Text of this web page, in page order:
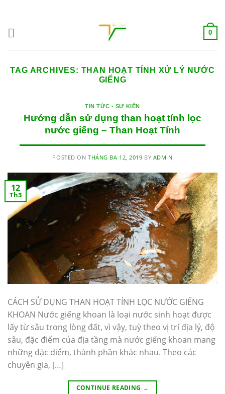
content
0
TAG ARCHIVES: THAN HOẠT TÍNH XỬ LÝ NƯỚC
GIẾNG
TIN TỨC - SỰ KIỆN
Hướng dẫn sử dụng than hoạt tính lọc
nước giếng – Than Hoạt Tính
POSTED ON THÁNG BA 12, 2019 BY ADMIN
12
Th3
CÁCH SỬ DỤNG THAN HOẠT TÍNH LỌC NƯỚC GIẾNG
KHOAN Nước giếng khoan là loại nước sinh hoạt được
lấy từ sâu trong lòng đất, vì vậy, tuỳ theo vị trí địa lý, độ
sâu, đặc điểm của địa tầng mà nước giếng khoan mang
những đặc điểm, thành phần khác nhau. Theo các
chuyên gia, […]
CONTINUE READING →